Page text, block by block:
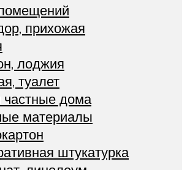
прихожая
лоджия
туалет
дома
материалы
штукатурка